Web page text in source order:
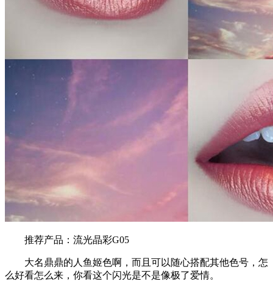
推荐产品：流光晶彩G05
大名鼎鼎的人鱼姬色啊，而且可以随心搭配其他色号，怎
么好看怎么来，你看这个闪光是不是像极了爱情。